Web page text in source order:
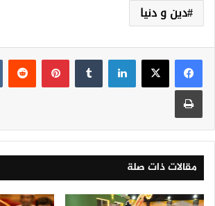
دين و دنيا
لينكدإن بينتيريست
مقالات ذات صلة